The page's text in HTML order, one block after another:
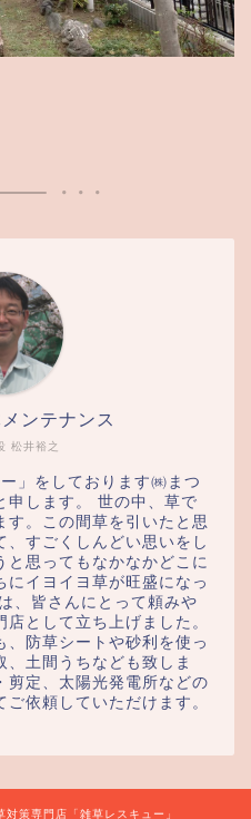
松井裕之
ンテナンス
」をしております㈱まつ
申します。 世の中、草で
す。この間草を引いたと思
、すごくしんどい思いをし
と思ってもなかなかどこに
にイヨイヨ草が旺盛になっ
、皆さんにとって頼みや
として立ち上げました。
防草シートや砂利を使っ
、土間うちなども致しま
剪定、太陽光発電所などの
依頼していただけます。
策専門店「雑草レスキュー」